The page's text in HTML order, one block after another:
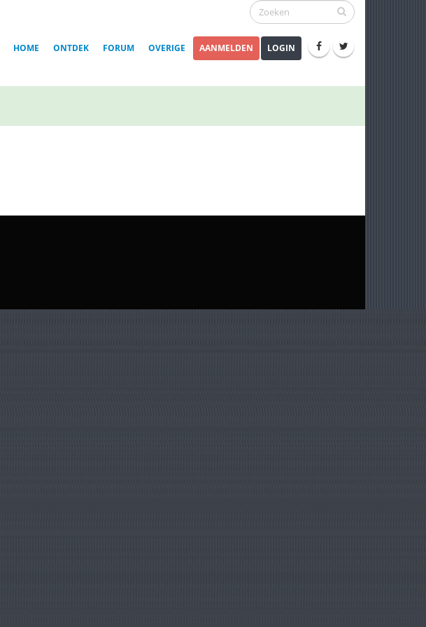
HOME ONTDEK FORUM OVERIGE AANMELDEN LOGIN